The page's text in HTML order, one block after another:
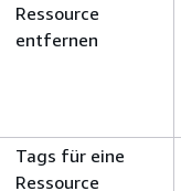
Ressource
entfernen
Tags für eine
Ressource